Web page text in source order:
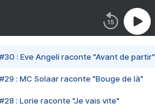
#30 : Eve Angeli raconte "Avant de partir"
#29 : MC Solaar raconte "Bouge de là"
#28 : Lorie raconte "Je vais vite"